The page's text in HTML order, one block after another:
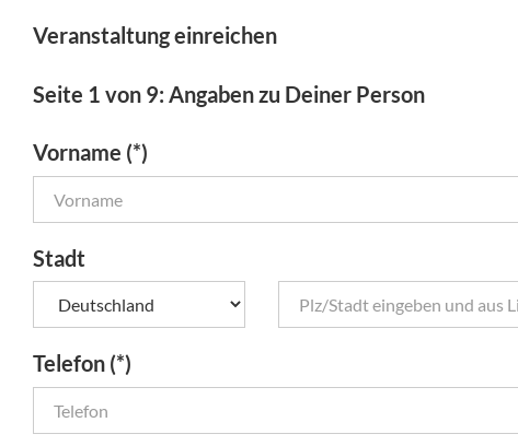
Veranstaltung einreichen
Seite 1 von 9: Angaben zu Deiner Person
Vorname (*)
Stadt
Telefon (*)